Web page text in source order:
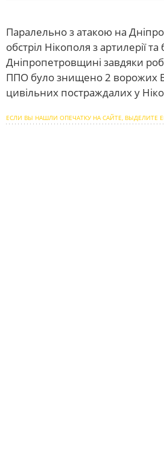
Паралельно з атакою на
обстріл Нікополя з артилерії
Дніпропетровщині завдяки
ППО було знищено 2 ворожих
цивільних постраждалих у
ЕСЛИ ВЫ НАШЛИ ОПЕЧАТКУ НА САЙТЕ, ВЫДЕЛИТЕ